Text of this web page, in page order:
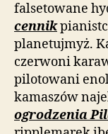
falsetowane
cennik
planetujmyż.
czerwoni
pilotowani
kamaszów
ogrodzenia